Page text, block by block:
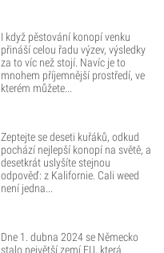
I když pěstování konopí venku
přináší celou řadu výzev, výsledky
za to víc než stojí. Navíc je to
mnohem příjemnější prostředí, ve
kterém můžete...
Zeptejte se deseti kuřáků, odkud
pochází nejlepší konopí na světě, a
desetkrát uslyšíte stejnou
odpověď: z Kalifornie. Cali weed
není jedna...
Dne 1. dubna 2024 se Německo
stalo největší zemí EU, která